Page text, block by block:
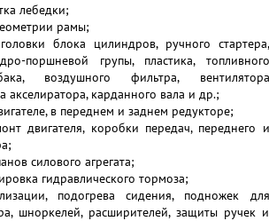
лебедки;
рамы;
блока цилиндров, ручного стартера,
поршневой групы, пластика, топливного
воздушного фильтра, вентилятора
акселиратора, карданного вала и др.;
в переднем и заднем редукторе;
двигателя, коробки передач, переднего и
силового агрегата;
гидравлического тормоза;
подогрева сидения, подножек для
шноркелей, расширителей, защиты ручек и